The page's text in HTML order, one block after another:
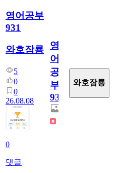
영어공부
931
와호잠룡
5
0
0
26.08.08
0
댓글
영
어
공
부
931
와호잠룡